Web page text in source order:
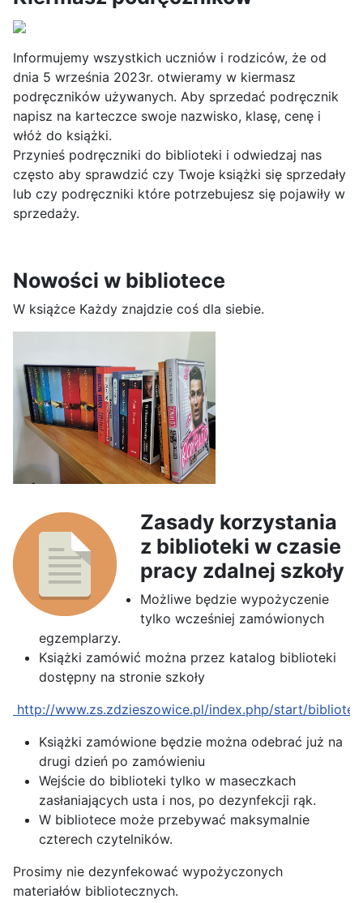
Informujemy wszystkich uczniów i rodziców, że od
dnia 5 września 2023r. otwieramy w kiermasz
podręczników używanych. Aby sprzedać podręcznik
napisz na karteczce swoje nazwisko, klasę, cenę i
włóż do książki.
Przynieś podręczniki do biblioteki i odwiedzaj nas
często aby sprawdzić czy Twoje książki się sprzedały
lub czy podręczniki które potrzebujesz się pojawiły w
sprzedaży.
Nowości w bibliotece
W książce Każdy znajdzie coś dla siebie.
Zasady korzystania
z biblioteki w czasie
pracy zdalnej szkoły
Możliwe będzie wypożyczenie
tylko wcześniej zamówionych
egzemplarzy.
Książki zamówić można przez katalog biblioteki
dostępny na stronie szkoły
http://www.zs.zdzieszowice.pl/index.php/start/
Książki zamówione będzie można odebrać już na
drugi dzień po zamówieniu
Wejście do biblioteki tylko w maseczkach
zasłaniających usta i nos, po dezynfekcji rąk.
W bibliotece może przebywać maksymalnie
czterech czytelników.
Prosimy nie dezynfekować wypożyczonych
materiałów bibliotecznych.